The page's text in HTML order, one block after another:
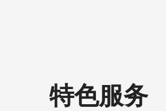
特色服务